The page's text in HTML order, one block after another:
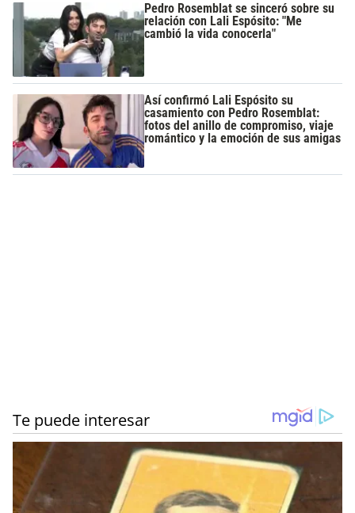
Pedro Rosemblat se sinceró sobre su
relación con Lali Espósito: "Me
cambió la vida conocerla"
Así confirmó Lali Espósito su
casamiento con Pedro Rosemblat:
fotos del anillo de compromiso, viaje
romántico y la emoción de sus amigas